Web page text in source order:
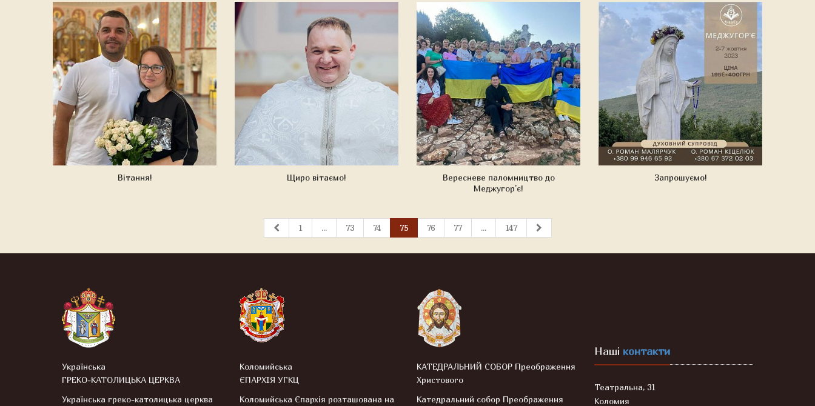
Вітання! Щиро вітаємо!
Вересневе паломництво до
Меджугор'є!
Запрошуємо!
1 ... 73 74 75 76 77 ... 147
Українська
ГРЕКО-КАТОЛИЦЬКА ЦЕРКВА
Українська греко-католицька церква
Коломийська
ЄПАРХІЯ УГКЦ
Коломийська Єпархія розташована на
КАТЕДРАЛЬНИЙ СОБОР Преображення
Христового
Катедральний собор Преображення
Наші контакти
Театральна, 31
Коломия